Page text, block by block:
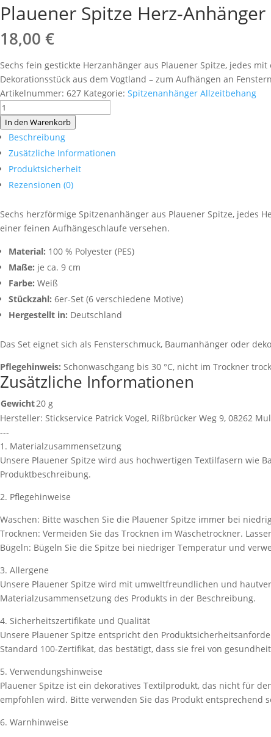
Plauener Spitze Herz-
18,00 €
Sechs fein gestickte Herzanhänger aus Plauener Spitze, jedes
Dekorationsstück aus dem Vogtland – zum Aufhängen an
Artikelnummer: 627 Kategorie: Spitzenanhänger Allzeitbehang
Plauener
Spitze
Herz-
Anhänger
9
cm
Menge
In den Warenkorb
Beschreibung
Zusätzliche Informationen
Produktsicherheit
Rezensionen (0)
Sechs herzförmige Spitzenanhänger aus Plauener Spitze, jedes
einer feinen Aufhängeschlaufe versehen.
Material: 100 % Polyester (PES)
Maße: je ca. 9 cm
Farbe: Weiß
Stückzahl: 6er-Set (6 verschiedene Motive)
Hergestellt in: Deutschland
Das Set eignet sich als Fensterschmuck, Baumanhänger oder
Pflegehinweis: Schonwaschgang bis 30 °C, nicht im Trockner
Zusätzliche Informationen
Gewicht20 g
Hersteller: Stickservice Patrick Vogel, Rißbrücker Weg 9, 08262
---
1. Materialzusammensetzung
Unsere Plauener Spitze wird aus hochwertigen Textilfasern wie
Produktbeschreibung.
2. Pflegehinweise
Waschen: Bitte waschen Sie die Plauener Spitze immer bei
Trocknen: Vermeiden Sie das Trocknen im Wäschetrockner.
Bügeln: Bügeln Sie die Spitze bei niedriger Temperatur und
3. Allergene
Unsere Plauener Spitze wird mit umweltfreundlichen und
Materialzusammensetzung des Produkts in der Beschreibung.
4. Sicherheitszertifikate und Qualität
Unsere Plauener Spitze entspricht den
Standard 100-Zertifikat, das bestätigt, dass sie frei von
5. Verwendungshinweise
Plauener Spitze ist ein dekoratives Textilprodukt, das nicht für
empfohlen wird. Bitte verwenden Sie das Produkt entsprechend
6. Warnhinweise